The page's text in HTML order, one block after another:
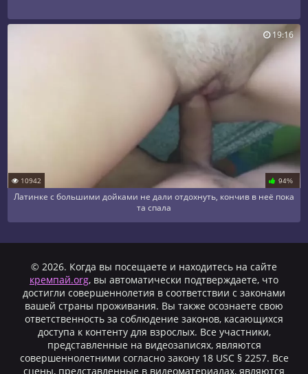
10942 94%
Латинке с большими дойками не дали отдохнуть, кончив в неё пока
та спала
19:16
© 2026. Когда вы посещаете и находитесь на сайте
кремпай.org, вы автоматически подтверждаете, что
достигли совершеннолетия в соответствии с законами
вашей страны проживания. Вы также осознаете свою
ответственность за соблюдение законов, касающихся
доступа к контенту для взрослых. Все участники,
представленные на видеозаписях, являются
совершеннолетними согласно закону 18 USC § 2257. Все
сцены, представленные в видеоматериалах, являются